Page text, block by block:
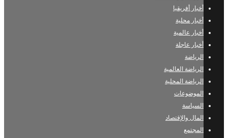
أخبار أفريقيا
أخبار محلية
أخبار عالمية
أخبار عاجلة
الرياضة
الرياضة العالمية
الرياضة المحلية
الموضوعات
السياسة
المال والإقتصاد
المجتمع